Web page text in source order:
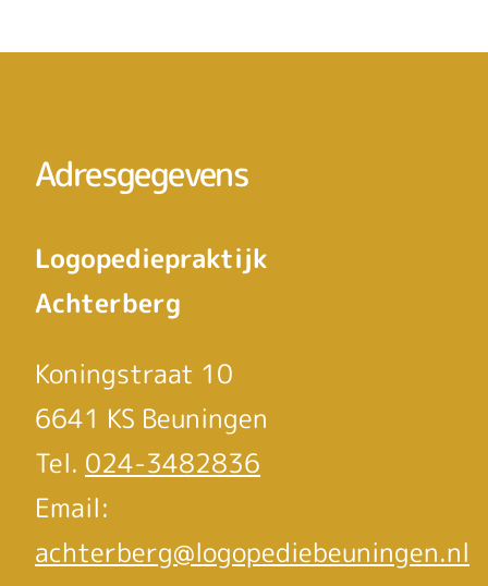
Adresgegevens
Logopediepraktijk
Achterberg
Koningstraat 10
6641 KS Beuningen
Tel. 024-3482836
Email:
achterberg@logopediebeuningen.nl